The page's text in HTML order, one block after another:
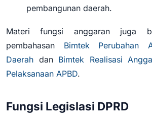
pembangunan daerah.
Materi fungsi anggaran juga
pembahasan Bimtek Perubahan
Daerah dan Bimtek Realisasi
Pelaksanaan APBD.
Fungsi Legislasi DPRD